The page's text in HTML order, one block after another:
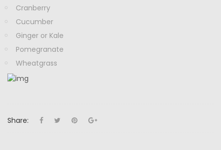
Cranberry
Cucumber
Ginger or Kale
Pomegranate
Wheatgrass
Share: